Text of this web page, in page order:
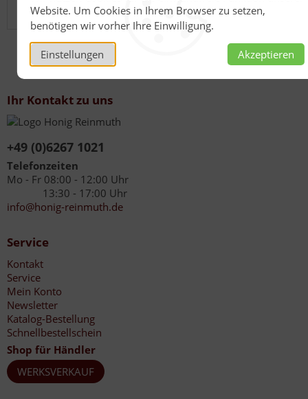
Website. Um Cookies in Ihrem Browser zu setzen,
benötigen wir vorher Ihre Einwilligung.
Einstellungen Akzeptieren
eine gesunde Lebensweise“ .
Ihr Kontakt zu uns
+49 (0)6267 1021
Telefonzeiten
Mo - Fr 08:00 - 12:00 Uhr
13:30 - 17:00 Uhr
info@honig-reinmuth.de
Service
Kontakt
Service
Mein Konto
Newsletter
Katalog-Bestellung
Schnellbestellschein
Shop für Händler
WERKSVERKAUF